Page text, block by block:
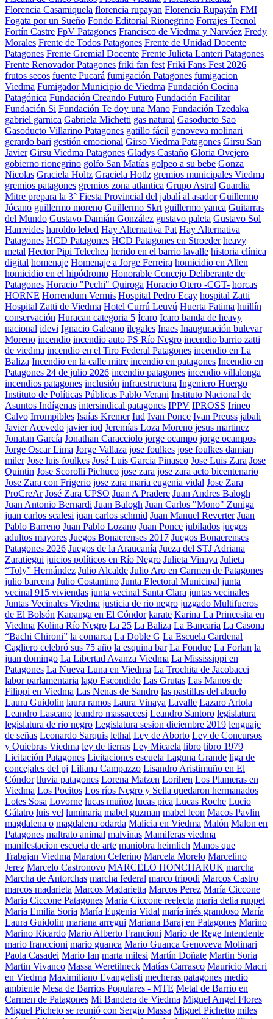
Florencia Casamiquela florencia rupayan Florencia Rupayán FMI
Fogata por un Sueño Fondo Editorial Rionegrino Forrajes Tecnol
Fortín Castre FpV Patagones Francisco de Viedma y Narváez Fredy
Morales Frente de Todos Patagones Frente de Unidad Docente
Patagones Frente Gremial Docente Frente Julieta Lanteri Patagones
Frente Renovador Patagones friki fan fest Friki Fans Fest 2026
frutos secos fuente Pucará fumigación Patagones fumigacion
Viedma Fumigador Municipio de Viedma Fundación Cocina
Patagónica Fundación Creando Futuro Fundación Facilitar
Fundación Si Fundación Te doy una Mano Fundación Tzedaka
gabriel garnica Gabriela Michetti gas natural Gasoducto Sao
Gasoducto Villarino Patagones gatillo fácil genoveva molinari
gerardo bari gestión emocional Girso Viedma Patagones Girsu San
Javier Girsu Viedma Patagones Gladys Castaño Gloria Ovejero
gobierno rionegrino golfo San Matías golpeo a su bebe Gonza
Nicolas Graciela Holtz Graciela Hotlz gremios municipales Viedma
gremios patagones gremios zona atlantica Grupo Astral Guardia
Mitre prepara la 3° Fiesta Provincial del jabalí al asador Guillermo
Jócano guillermo moreno Guillermo Skrt guillermo yanca Guitarras
del Mundo Gustavo Damián González gustavo paleta Gustavo Sol
Hamvides haroldo lebed Hay Alternativa Pat Hay Alternativa
Patagones HCD Patagones HCD Patagones en Stroeder heavy
metal Hector Pipi Telechea herido en el barrio lavalle historia clínica
digital homenaje Homenaje a Jorge Ferreira homicidio en Allen
homicidio en el hipódromo Honorable Concejo Deliberante de
Patagones Horacio "Pechi" Quiroga Horacio Otero -CGT- horcas
HORNE Horrendum Vermis Hospital Pedro Ecay hospital Zatti
Hospital Zatti de Viedma Hotel Currú Leuvú Huerta Fatima huillín
conservación Huracan categoria 5 Ícaro Icaro banda de heavy
nacional idevi Ignacio Galeano ilegales Inaes Inauguración bulevar
Moreno incendio incendio auto PS Río Negro incendio barrio zatti
de viedma incendio en el Tiro Federal Patagones incendio en La
Baliza Incendio en la calle mitre incendio en patagones Incendio en
Patagones 24 de julio 2026 incendio patagones incendio villalonga
incendios patagones inclusión infraestructura Ingeniero Huergo
Instituto de Políticas Públicas Pablo Verani Instituto Nacional de
Asuntos Indígenas intersindical patagones IPPV IPROSS Irineo
Calvo Irrompibles Isaías Kremer Iud Ivan Ponce Ivan Preuss jabali
Javier Acevedo javier iud Jeremías Loza Moreno jesus martinez
Jonatan García Jonathan Caracciolo jorge ocampo jorge ocampos
Jorge Oscar Lima Jorge Vallaza jose foulkes jose foulkes damian
miler Jose luis foulkes José Luis Garcia Pinasco Jose Luis Zara Jose
Quintin Jose Scorolli Pichuco jose zara jose zara acto bicentenario
Jose Zara con Frigerio jose zara maria eugenia vidal Jose Zara
ProCreAr José Zara UPSO Juan A Pradere Juan Andres Balogh
Juan Antonio Bernardi Juan Balogh Juan Carlos "Mono" Zuniga
juan carlos scalesi juan carlos schmid Juan Manuel Reverter Juan
Pablo Barreno Juan Pablo Lozano Juan Ponce jubilados juegos
adultos mayores Juegos Bonaerenses 2017 Juegos Bonaerenses
Patagones 2026 Juegos de la Araucanía Jueza del STJ Adriana
Zaratiegui juicios políticos en Río Negro Julieta Vinaya Julieta
“Toly” Hernández Julio Alcalde Julio Aro en Carmen de Patagones
julio barcena Julio Costantino Junta Electoral Municipal junta
vecinal 915 viviendas junta vecinal Santa Clara juntas vecinales
Juntas Vecinales Viedma justicia de rio negro juzgado Multifueros
de El Bolsón Kapanga en El Cóndor karate Karina La Princesita en
Viedma Kolina Río Negro La 25 La Baliza La Bancaria La Casona
“Bachi Chironi” la comarca La Doble G La Escuela Cardenal
Cagliero celebró sus 75 año la esquina bar La Fondue La Forlan la
juan domingo La Libertad Avanza Viedma La Mississippi en
Patagones La Nueva Luna en Viedma La Trochita de Jacobacci
labor parlamentaria lago Escondido Las Grutas Las Manos de
Filippi en Viedma Las Nenas de Sandro las pastillas del abuelo
Laura Guidolin laura ramos Laura Vinaya Lavalle Lazaro Artola
Leandro Lascano leandro massaccesi Leandro Santoro legislatura
legislatura de rio negro Legislatura sesion diciembre 2019 lenguaje
de señas Leonardo Sarquis lethal Ley de Aborto Ley de Concursos
y Quiebras Viedma ley de tierras Ley Micaela libro libro 1979
Licitación Patagones Licitaciones escuela Laguna Grande liga de
concejales del pj Liliana Campazzo Lisandro Aristimuño en El
Cóndor lluvia patagones Lorena Matzen Lorihen Los Plameras en
Viedma Los Pocitos Los ríos Negro y Sella quedaron hermanados
Lotes Sosa Lovorne lucas muñoz lucas pica Lucas Roche Lucio
Gálatro luis vel luminaria mabel guzman mabel leon Macos Pavlin
magdalena o magdalena odarda Malicia en Viedma Malón Malon en
Patagones maltrato animal malvinas Mamiferas viedma
manifestacion escuela de arte maniobra heimlich Manos que
Trabajan Viedma Maraton Ceferino Marcela Morelo Marcelino
Jerez Marcelo Castronovo MARCELO HONCHARUK marcha
Marcha de Antorchas marcha federal marco tripodi Marcos Castro
marcos madarieta Marcos Madarietta Marcos Perez María Ciccone
Maria Ciccone Patagones Maria Ciccone reelecta maria delia ruppel
Maria Emilia Soria María Eugenia Vidal maría inés grandoso María
Laura Guidolin mariana arregui Mariana Baraj en Patagones Marino
Marino Ricardo Mario Alberto Francioni Mario de Rege Intendente
mario franccioni mario guanca Mario Guanca Genoveva Molinari
Paola Casadei Mario Ian marta milesi Martín Doñate Martin Soria
Martin Vivanco Massa Weretilneck Matías Carrasco Mauricio Macri
en Viedma Maximiliano Evangelisti mecheras patagones medio
ambiente Mesa de Barrios Populares - MTE Metal de Barrio en
Carmen de Patagones Mi Bandera de Viedma Miguel Angel Flores
Miguel Picheto se reunió con Sergio Massa Miguel Pichetto miles